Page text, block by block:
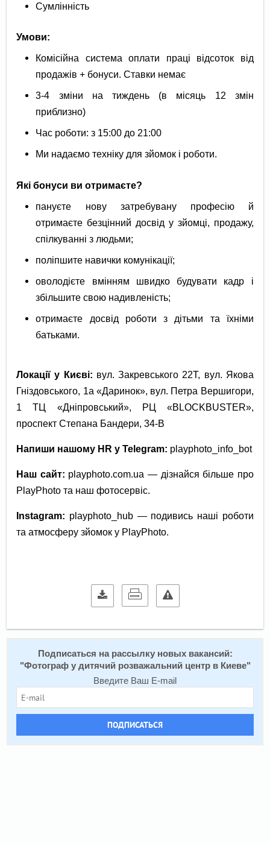
Сумлінність
Умови:
Комісійна система оплати праці відсоток від
продажів + бонуси. Ставки немає
3-4 зміни на тиждень (в місяць 12 змін
приблизно)
Час роботи: з 15:00 до 21:00
Ми надаємо техніку для зйомок і роботи.
Які бонуси ви отримаєте?
пануєте нову затребувану професію й
отримаєте безцінний досвід у зйомці, продажу,
спілкуванні з людьми;
поліпшите навички комунікації;
оволодієте вмінням швидко будувати кадр і
збільшите свою надивленість;
отримаєте досвід роботи з дітьми та їхніми
батьками.
Локації у Києві: вул. Закревського 22Т, вул. Якова
Гніздовського, 1а «Даринок», вул. Петра Вершигори,
1 ТЦ «Дніпровський», РЦ «BLOCKBUSTER»,
проспект Степана Бандери, 34-В
Напиши нашому HR у Telegram: playphoto_info_bot
Наш сайт: playphoto.com.ua — дізнайся більше про
PlayPhoto та наш фотосервіс.
Instagram: playphoto_hub — подивись наші роботи
та атмосферу зйомок у PlayPhoto.
Подписаться на расcылку новых вакансий:
"Фотограф у дитячий розважальний центр в Киеве"
Введите Ваш E-mail
ПОДПИСАТЬСЯ